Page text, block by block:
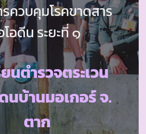
ควบคุมโรคขาดสาร
โอดีน ระยะที่ ๑
ยนตำรวจตระเวน
นบ้านมอเกอร์ จ.
ตาก